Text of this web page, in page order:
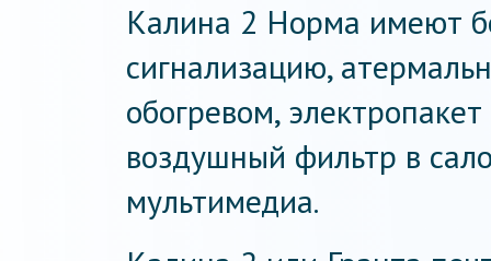
Калина 2 Норма имеют
сигнализацию,
обогревом,
воздушный фильтр в
мультимедиа.